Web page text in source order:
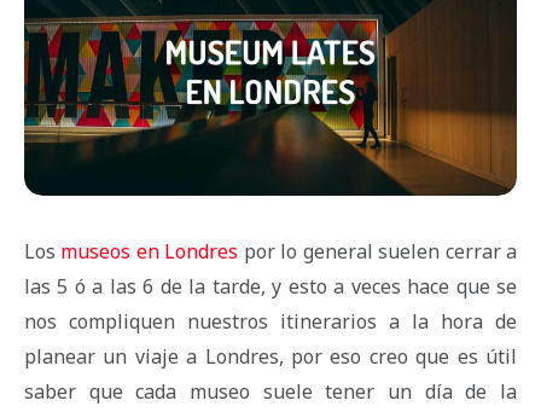
Los museos en Londres por lo general suelen cerrar a
las 5 ó a las 6 de la tarde, y esto a veces hace que se
nos compliquen nuestros itinerarios a la hora de
planear un viaje a Londres, por eso creo que es útil
saber que cada museo suele tener un día de la